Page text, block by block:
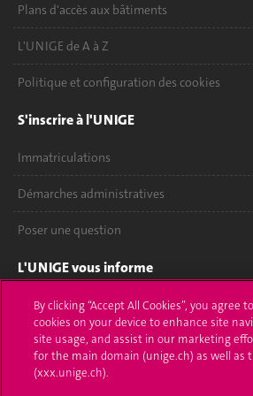
Plans d'accès aux bâtiments
L'UNIGE de A à Z
Politique et configuration des cookies
S'inscrire à l'UNIGE
Immatriculations
Démarches administratives
Poser une question
L'UNIGE vous informe
UNIGE Mobile
Médias
Offres d'emploi
By clicking “Accept All Cookies”, you agree
cookies on your device to enhance site
site usage, and assist in our marketing
for the main domain (unige.ch) as well as
(xxx.unige.ch).